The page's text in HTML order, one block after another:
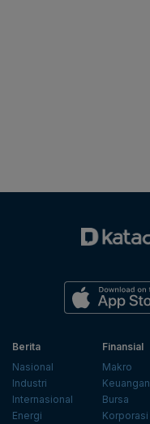
Berita
Nasional
Industri
Internasional
Energi
Finansial
Makro
Keuangan
Bursa
Korporasi